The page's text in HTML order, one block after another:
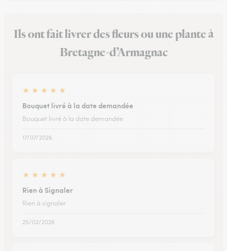
Ils ont fait livrer des fleurs ou une plante à
Bretagne-d’Armagnac
★ ★ ★ ★ ★
Bouquet livré à la date demandée
Bouquet livré à la date demandée
17/07/2026
★ ★ ★ ★ ★
Rien à Signaler
Rien à signaler
25/02/2026